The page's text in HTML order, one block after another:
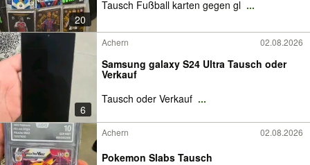
20
Tausch Fußball karten gegen gl ...
6
Achern 02.08.2026
Samsung galaxy S24 Ultra Tausch oder
Verkauf
Tausch oder Verkauf ...
Achern 02.08.2026
Pokemon Slabs Tausch